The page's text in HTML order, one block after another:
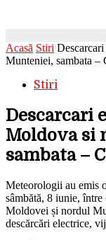
Acasă Stiri
Munteniei, sambata –
Stiri
Descarcari
Moldova si
sambata –
Meteorologii au emis
sâmbătă, 8 iunie,
Moldovei și nordul
descărcări electrice,